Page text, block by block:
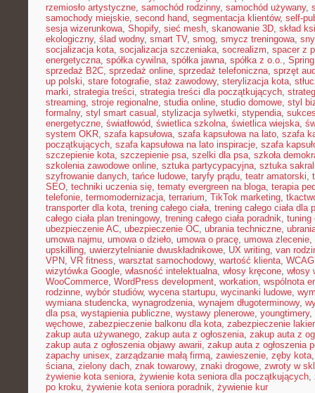
rzemiosło artystyczne, samochód rodzinny, samochód używany,
samochody miejskie, second hand, segmentacja klientów, self-
sesja wizerunkowa, Shopify, sieć mesh, skanowanie 3D, skład
ekologiczny, ślad wodny, smart TV, smog, smycz treningowa,
socjalizacja kota, socjalizacja szczeniaka, socrealizm, spacer z
energetyczna, spółka cywilna, spółka jawna, spółka z o.o.,
sprzedaż B2C, sprzedaż online, sprzedaż telefoniczna, sprzęt
up polski, stare fotografie, staż zawodowy, sterylizacja kota,
marki, strategia treści, strategia treści dla początkujących,
streaming, stroje regionalne, studia online, studio domowe, styl
formalny, styl smart casual , stylizacja sylwetki, stypendia,
energetyczne, światłowód, świetlica szkolna, świetlica wiejska,
system OKR, szafa kapsułowa, szafa kapsułowa na lato, szafa
początkujących, szafa kapsułowa na lato inspiracje, szafa
szczepienie kota, szczepienie psa, szelki dla psa, szkoła
szkolenia zawodowe online, sztuka partycypacyjna, sztuka
szyfrowanie danych, tańce ludowe, taryfy prądu, teatr amatorski,
SEO, techniki uczenia się, tematy evergreen na bloga, terapia
telefonie, termomodernizacja, terrarium, TikTok marketing,
transporter dla kota, trening całego ciała, trening całego ciała dla
całego ciała plan treningowy, trening całego ciała poradnik, tuning
ubezpieczenie AC, ubezpieczenie OC, ubrania techniczne,
umowa najmu, umowa o dzieło, umowa o pracę, umowa zlecenie,
upskilling, uwierzytelnianie dwuskładnikowe, UX writing, van
VPN, VR fitness, warsztat samochodowy, wartość klienta, WCAG
wizytówka Google, własność intelektualna, włosy kręcone, włosy
WooCommerce, WordPress development, workation, wspólnota
rodzinne, wybór studiów, wycena startupu, wycinanki ludowe,
wymiana studencka, wynagrodzenia, wynajem długoterminowy,
dla psa, wystąpienia publiczne, wystawy plenerowe, youngtimery,
węchowe, zabezpieczenie balkonu dla kota, zabezpieczenie
zakup auta używanego, zakup auta z ogłoszenia, zakup auta z
zakup auta z ogłoszenia objawy awarii, zakup auta z ogłoszenia
zapachy unisex, zarządzanie małą firmą, zawieszenie, zęby kota
ściana, zielony dach, znak towarowy, znaki drogowe, zwroty w
żywienie kota seniora, żywienie kota seniora dla początkujących,
po kroku, żywienie kota seniora poradnik, żywienie kur